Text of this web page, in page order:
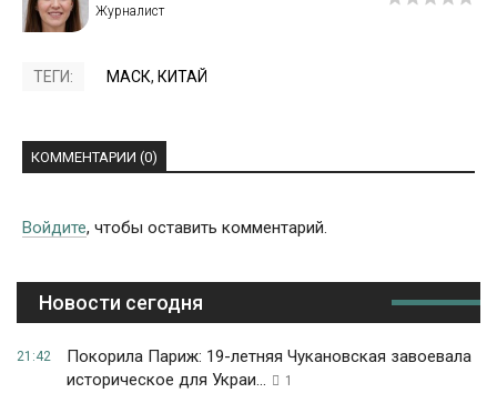
ТЕГИ: МАСК, КИТАЙ
КОММЕНТАРИИ (0)
Войдите, чтобы оставить комментарий.
Новости сегодня
21:42
Покорила Париж: 19-летняя Чукановская завоевала
историческое для Украи...
1